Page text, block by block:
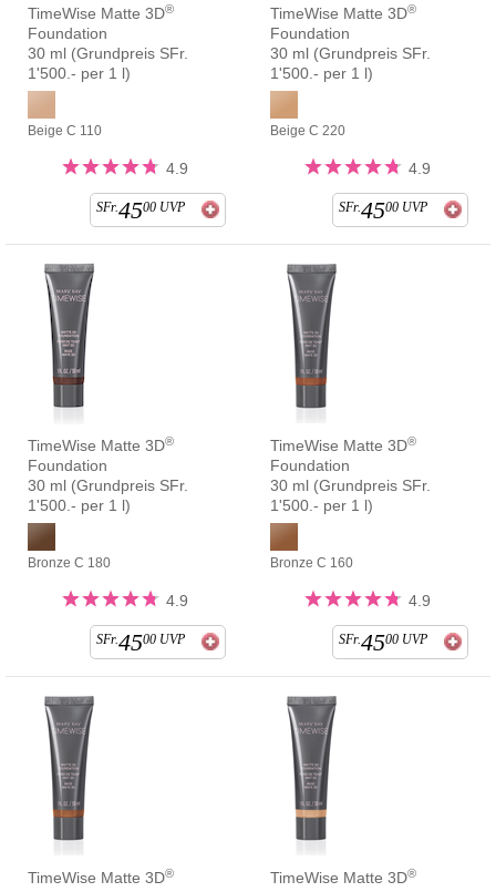
TimeWise Matte 3D®
Foundation
30 ml (Grundpreis SFr.
1'500.- per 1 l)
Beige C 110
4.9
SFr.4500 UVP
TimeWise Matte 3D®
Foundation
30 ml (Grundpreis SFr.
1'500.- per 1 l)
Beige C 220
4.9
SFr.4500 UVP
TimeWise Matte 3D®
Foundation
30 ml (Grundpreis SFr.
1'500.- per 1 l)
Bronze C 180
4.9
SFr.4500 UVP
TimeWise Matte 3D®
Foundation
30 ml (Grundpreis SFr.
1'500.- per 1 l)
Bronze C 160
4.9
SFr.4500 UVP
TimeWise Matte 3D® TimeWise Matte 3D®